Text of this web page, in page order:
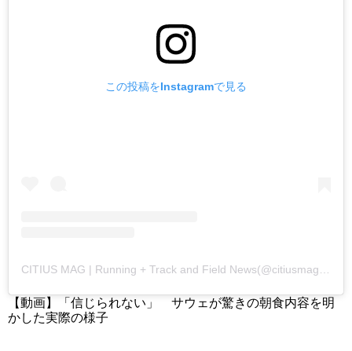
この投稿をInstagramで見る
【動画】「信じられない」 サウェが驚きの朝食内容を明
かした実際の様子